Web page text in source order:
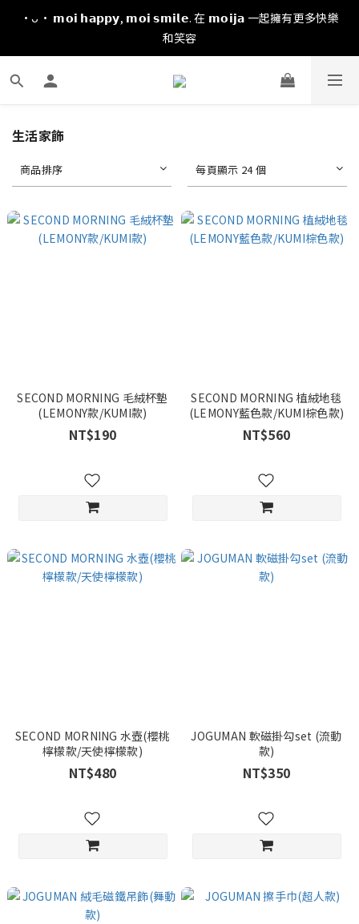
·ᴗ· 𝗺𝗼𝗶 𝗵𝗮𝗽𝗽𝘆, 𝗺𝗼𝗶 𝘀𝗺𝗶𝗹𝗲. 在 𝗺𝗼𝗶𝗷𝗮 一起擁有更多快樂
和笑容
生活家飾
商品排序 每頁顯示 24 個
SECOND MORNING 毛絨杯墊
(LEMONY款/KUMI款)
NT$190
SECOND MORNING 植絨地毯
(LEMONY藍色款/KUMI棕色款)
NT$560
SECOND MORNING 水壺(櫻桃
檸檬款/天使檸檬款)
NT$480
JOGUMAN 軟磁掛勾set (流動
款)
NT$350